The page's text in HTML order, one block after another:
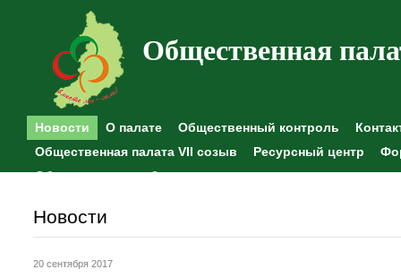
Общественная
Новости О палате Общественный контроль
Общественная палата VII созыв
Ресурсный центр
Общественные наблюдения
Новости
20 сентября 2017